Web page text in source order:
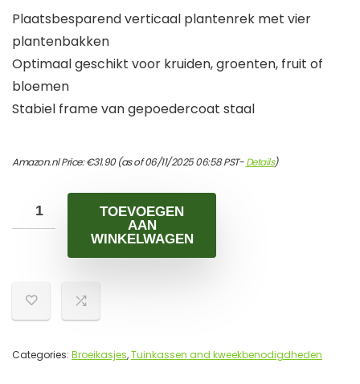
Plaatsbesparend verticaal plantenrek met vier
plantenbakken
Optimaal geschikt voor kruiden, groenten, fruit of
bloemen
Stabiel frame van gepoedercoat staal
Amazon.nl Price:€31.90(as of 06/11/2025 06:58 PST-Details)
TOEVOEGEN
AAN
WINKELWAGEN
Categories: Broeikasjes,Tuinkassen and kweekbenodigdheden